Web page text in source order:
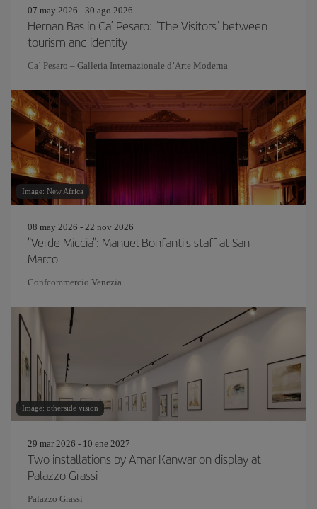
07 may 2026 - 30 ago 2026
Hernan Bas in Ca’ Pesaro: "The Visitors" between
tourism and identity
Ca’ Pesaro – Galleria Internazionale d’Arte Moderna
Image: New Africa
08 may 2026 - 22 nov 2026
"Verde Miccia": Manuel Bonfanti's staff at San
Marco
Confcommercio Venezia
Image: otherside vision
29 mar 2026 - 10 ene 2027
Two installations by Amar Kanwar on display at
Palazzo Grassi
Palazzo Grassi